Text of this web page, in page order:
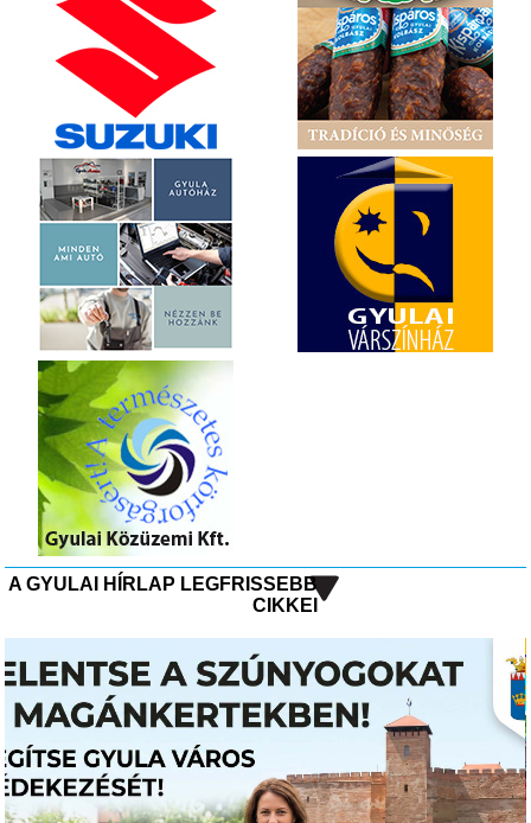
A GYULAI HÍRLAP LEGFRISSEBB
CIKKEI